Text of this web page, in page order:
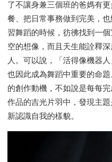
了不讓身兼三個班的爸媽有
餐、把日常事務做到完美，
習舞蹈的時候，彷彿找到一
空的想像，而且天生能詮釋
人。可以說，「活得像機器
也因此成為舞蹈中重要的命
的創作動機，不如說是每每
作品的吉光片羽中，發現主
新認識自我的樣貌。